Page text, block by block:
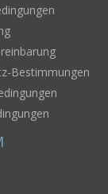
Bestimmungen